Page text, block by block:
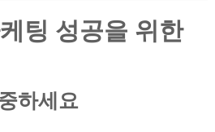
팅 성공을 위한
하세요